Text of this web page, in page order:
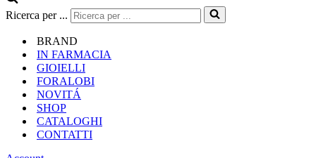
Ricerca per ...
BRAND
IN FARMACIA
GIOIELLI
FORALOBI
NOVITÁ
SHOP
CATALOGHI
CONTATTI